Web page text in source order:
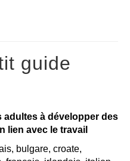
guide
adultes à développer des
lien avec le travail
bulgare, croate,